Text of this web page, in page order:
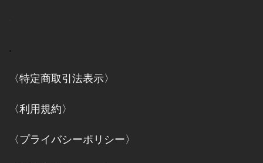
.
〈特定商取引法表示〉
〈利用規約〉
〈プライバシーポリシー〉